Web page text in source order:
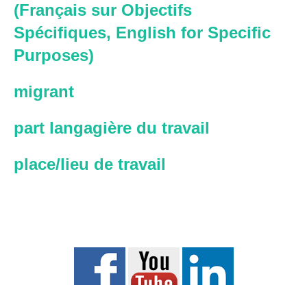
(Français sur Objectifs
Spécifiques, English for Specific
Purposes)
migrant
part langagière du travail
place/lieu de travail